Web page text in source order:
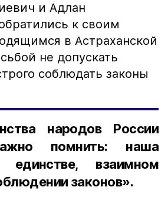
и Адлан
к своим
в Астраханской
не допускать
соблюдать законы
народов России
помнить: наша
взаимном
законов».